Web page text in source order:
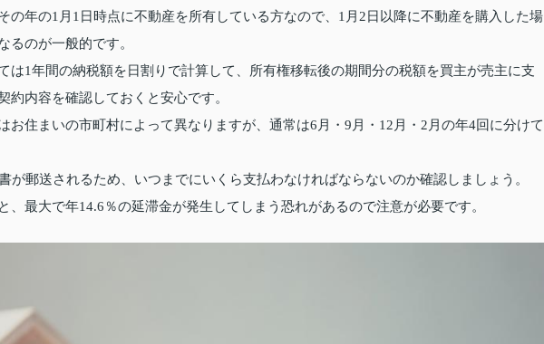
の年の1月1日時点に不動産を所有している方なので、1月2日以降に不動産を購入した場
るのが一般的です。
は1年間の納税額を日割りで計算して、所有権移転後の期間分の税額を買主が売主に支
約内容を確認しておくと安心です。
お住まいの市町村によって異なりますが、通常は6月・9月・12月・2月の年4回に分けて
が郵送されるため、いつまでにいくら支払わなければならないのか確認しましょう。
、最大で年14.6％の延滞金が発生してしまう恐れがあるので注意が必要です。